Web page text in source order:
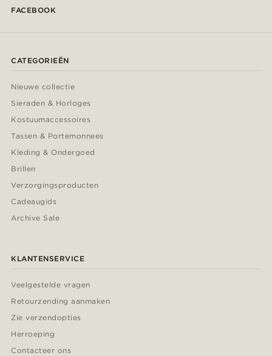
FACEBOOK
CATEGORIEËN
Nieuwe collectie
Sieraden & Horloges
Kostuumaccessoires
Tassen & Portemonnees
Kleding & Ondergoed
Brillen
Verzorgingsproducten
Cadeaugids
Archive Sale
KLANTENSERVICE
Veelgestelde vragen
Retourzending aanmaken
Zie verzendopties
Herroeping
Contacteer ons